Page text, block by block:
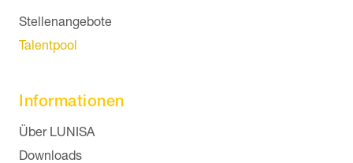
Navigation überspringen
Stellenangebote
Talentpool
Informationen
Navigation überspringen
Über LUNISA
Downloads